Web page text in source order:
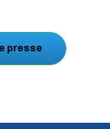
presse